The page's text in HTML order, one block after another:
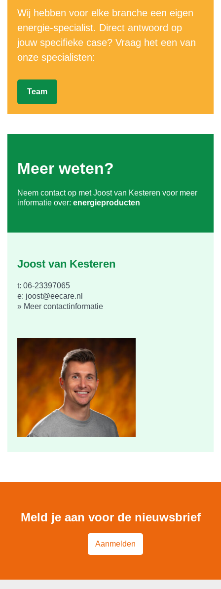
Wij hebben voor elke branche een eigen
energie-specialist. Direct antwoord op
jouw specifieke case? Vraag het een van
onze specialisten:
Team
Meer weten?
Neem contact op met Joost van Kesteren voor meer
informatie over: energieproducten
Joost van Kesteren
t: 06-23397065
e: joost@eecare.nl
» Meer contactinformatie
Meld je aan voor de nieuwsbrief
Aanmelden